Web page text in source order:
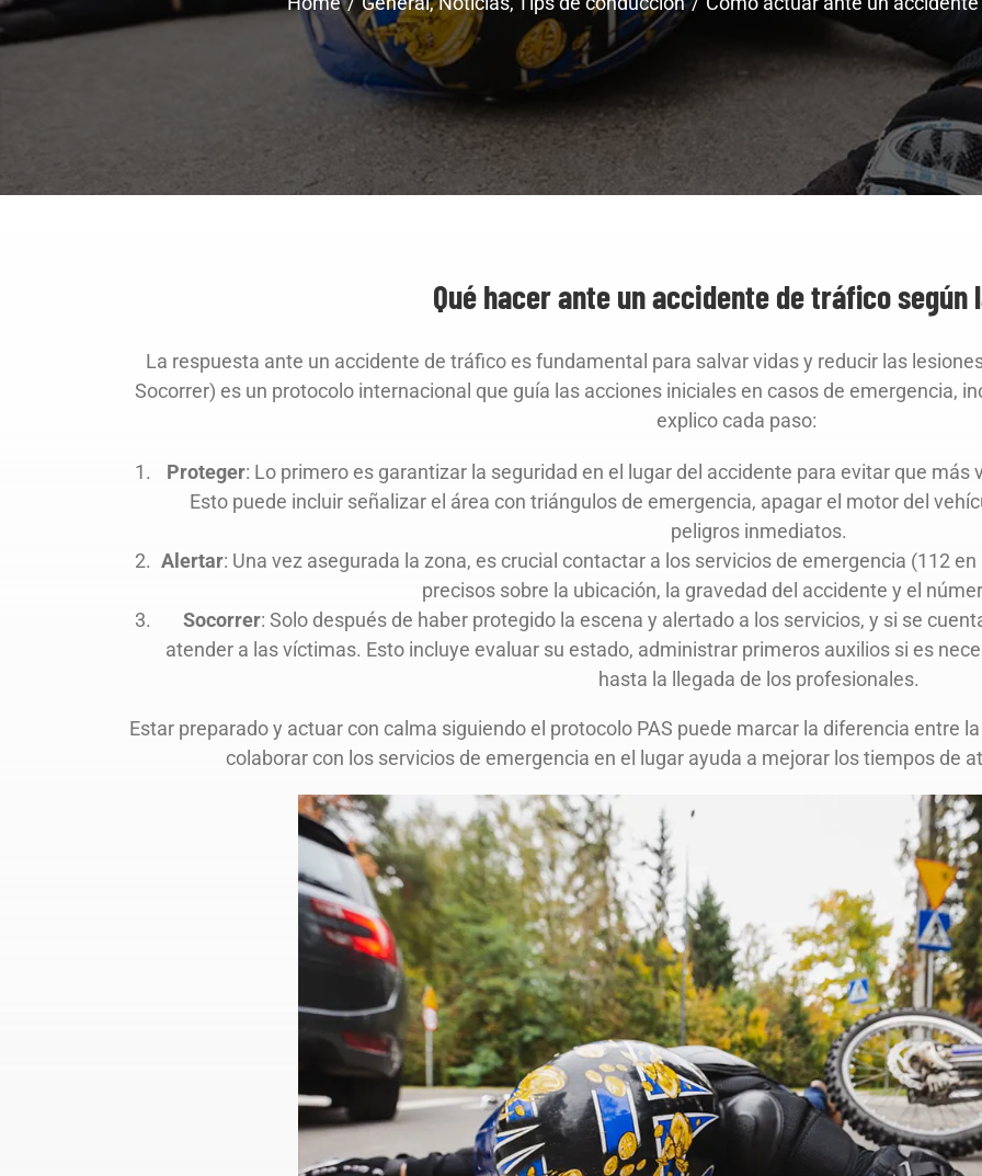
Qué hacer ante un accidente de tráfico según
La respuesta ante un accidente de tráfico es fundamental para salvar vidas y reducir las
Socorrer) es un protocolo internacional que guía las acciones iniciales en casos de emergencia,
explico cada paso:
Proteger: Lo primero es garantizar la seguridad en el lugar del accidente para evitar que
Esto puede incluir señalizar el área con triángulos de emergencia, apagar el motor del
peligros inmediatos.
Alertar: Una vez asegurada la zona, es crucial contactar a los servicios de emergencia (112
precisos sobre la ubicación, la gravedad del accidente y el
Socorrer: Solo después de haber protegido la escena y alertado a los servicios, y si se
atender a las víctimas. Esto incluye evaluar su estado, administrar primeros auxilios si es
hasta la llegada de los profesionales.
Estar preparado y actuar con calma siguiendo el protocolo PAS puede marcar la diferencia entre
colaborar con los servicios de emergencia en el lugar ayuda a mejorar los tiempos de